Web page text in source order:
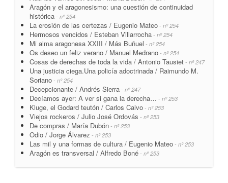
Aragón y el aragonesismo: una cuestión de continuidad
histórica - nº 254
La erosión de las certezas / Eugenio Mateo - nº 254
Hermosos vencidos / Esteban Villarrocha - nº 254
Mi alma aragonesa XXIII / Más Buñuel - nº 254
Os deseo un feliz verano / Manuel Medrano - nº 254
Cosas de derechas de toda la vida / Antonio Tausiet - nº 247
Una justicia ciega.Una policía adoctrinada / Raimundo M.
Soriano - nº 254
Decepcionante / Andrés Sierra - nº 247
Decíamos ayer: A ver si gana la derecha… - nº 253
Kluge, el Godard teutón / Carlos Calvo - nº 253
Viejos rockeros / Julio José Ordovás - nº 253
De compras / María Dubón - nº 253
Odio / Jorge Álvarez - nº 253
Las mil y una formas de cultura / Eugenio Mateo - nº 253
Aragón es transversal / Alfredo Boné - nº 253